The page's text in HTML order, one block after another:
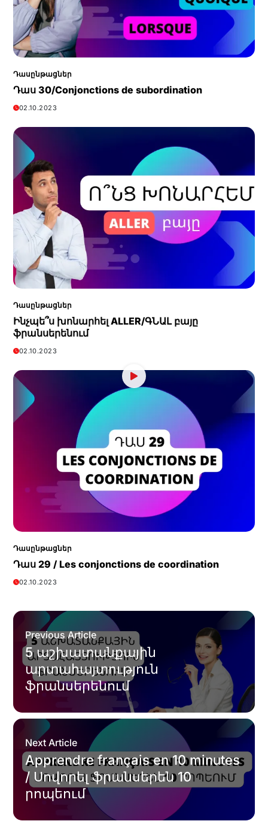
Դասընթացներ
Դաս 30/Conjonctions de subordination
02.10.2023
Դասընթացներ
Ինչպե՞ս խոնարհել ALLER/ԳՆԱԼ բայը
ֆրանսերենում
02.10.2023
Դասընթացներ
Դաս 29 / Les conjonctions de coordination
02.10.2023
Previous Article
5 աշխատանքային
արտահայտություն
ֆրանսերենում
Next Article
Apprendre français en 10 minutes
/ Սովորել ֆրանսերեն 10
րոպեում